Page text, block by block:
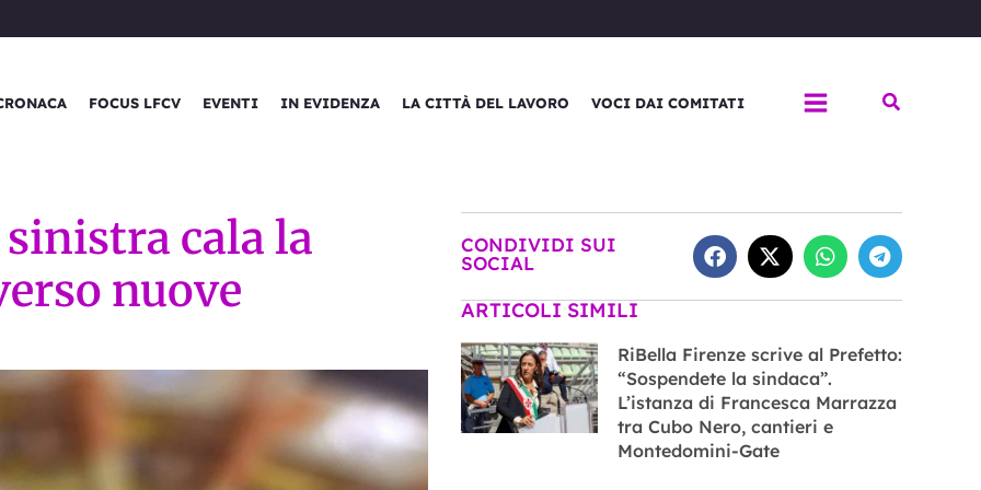
FOCUS LFCV EVENTI IN EVIDENZA LA CITTÀ DEL LAVORO VOCI DAI COMITATI Cerca
cala la
nuove
CONDIVIDI SUI
SOCIAL
ARTICOLI SIMILI
RiBella Firenze scrive al Prefetto:
“Sospendete la sindaca”.
L’istanza di Francesca Marrazza
tra Cubo Nero, cantieri e
Montedomini-Gate